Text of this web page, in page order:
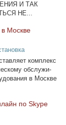
И ТАК
НЕ...
в Москве
ком­плекс
об­слу­жи­
в Москве
по Skype